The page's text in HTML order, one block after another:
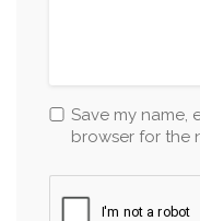
Save my name,
browser for the